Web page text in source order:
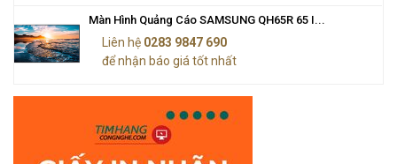
Màn Hình Quảng Cáo SAMSUNG QH65R 65 I...
Liên hệ 0283 9847 690
để nhận báo giá tốt nhất